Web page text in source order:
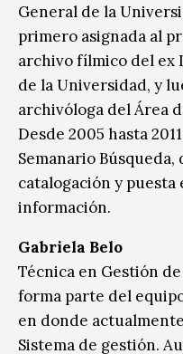
General de la
primero asignada al
archivo fílmico del
de la Universidad, y
archivóloga del Área
Desde 2005 hasta
Semanario
catalogación y puesta
información.
Gabriela Belo
Técnica en Gestión
forma parte del
en donde
Sistema de gestión.